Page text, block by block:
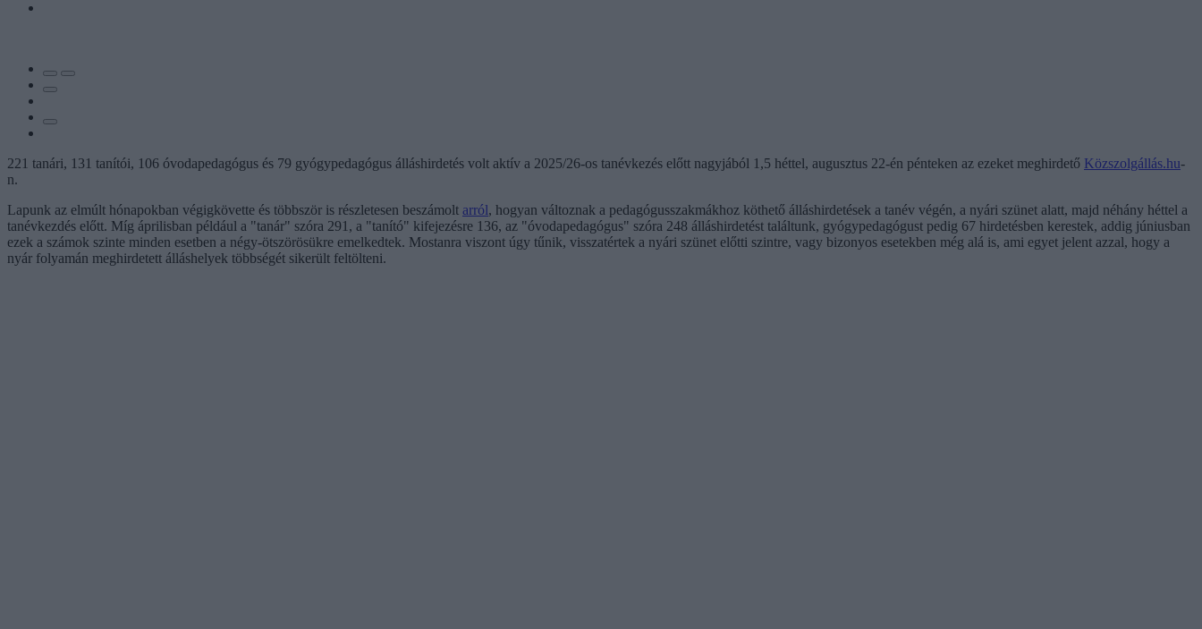
221 tanári, 131 tanítói, 106 óvodapedagógus és 79 gyógypedagógus álláshirdetés volt aktív a 2025/26-os tanévkezés előtt nagyjából 1,5 héttel, augusztus 22-én pénteken az ezeket meghirdető Közszolgállás.hu-
n.
Lapunk az elmúlt hónapokban végigkövette és többször is részletesen beszámolt arról, hogyan változnak a pedagógusszakmákhoz köthető álláshirdetések a tanév végén, a nyári szünet alatt, majd néhány héttel a
tanévkezdés előtt. Míg áprilisban például a "tanár" szóra 291, a "tanító" kifejezésre 136, az "óvodapedagógus" szóra 248 álláshirdetést találtunk, gyógypedagógust pedig 67 hirdetésben kerestek, addig júniusban
ezek a számok szinte minden esetben a négy-ötszörösükre emelkedtek. Mostanra viszont úgy tűnik, visszatértek a nyári szünet előtti szintre, vagy bizonyos esetekben még alá is, ami egyet jelent azzal, hogy a
nyár folyamán meghirdetett álláshelyek többségét sikerült feltölteni.